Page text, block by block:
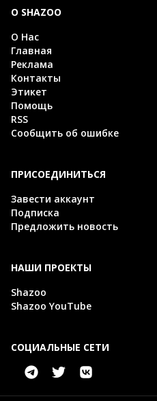
О SHAZOO
О Нас
Главная
Реклама
Контакты
Этикет
Помощь
RSS
Сообщить об ошибке
ПРИСОЕДИНИТЬСЯ
Завести аккаунт
Подписка
Предложить новость
НАШИ ПРОЕКТЫ
Shazoo
Shazoo YouTube
СОЦИАЛЬНЫЕ СЕТИ